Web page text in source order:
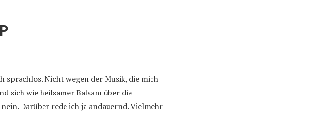
sprachlos. Nicht wegen der Musik, die mich
sich wie heilsamer Balsam über die
Darüber rede ich ja andauernd. Vielmehr